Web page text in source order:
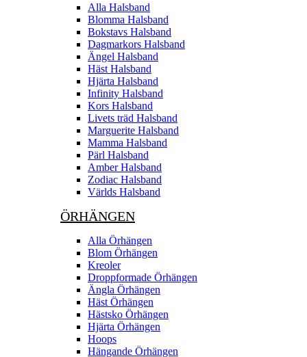
Alla Halsband
Blomma Halsband
Bokstavs Halsband
Dagmarkors Halsband
Ängel Halsband
Häst Halsband
Hjärta Halsband
Infinity Halsband
Kors Halsband
Livets träd Halsband
Marguerite Halsband
Mamma Halsband
Pärl Halsband
Amber Halsband
Zodiac Halsband
Världs Halsband
ÖRHÄNGEN
Alla Örhängen
Blom Örhängen
Kreoler
Droppformade Örhängen
Ängla Örhängen
Häst Örhängen
Hästsko Örhängen
Hjärta Örhängen
Hoops
Hängande Örhängen